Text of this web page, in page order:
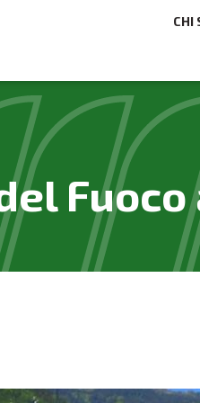
CHI
Fuoco